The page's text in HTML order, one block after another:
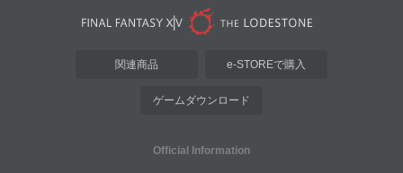
関連商品 e-STOREで購入
ゲームダウンロード
Official Information